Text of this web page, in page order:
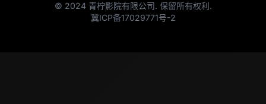
© 2024 青柠影院有限公司. 保留所有权利.
冀ICP备17029771号-2